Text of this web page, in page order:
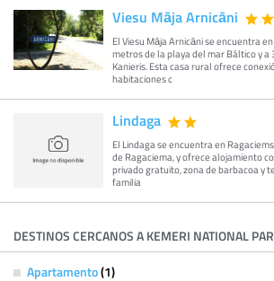
Viesu Māja Arnicāni
El Viesu Māja Arnicāni se encuentra
metros de la playa del mar Báltico y a
Kanieris. Esta casa rural ofrece
habitaciones c
Lindaga
El Lindaga se encuentra en
de Ragaciema, y ofrece alojamiento
privado gratuito, zona de barbacoa y
familia
DESTINOS CERCANOS A KEMERI NATIONAL
Apartamento(1)